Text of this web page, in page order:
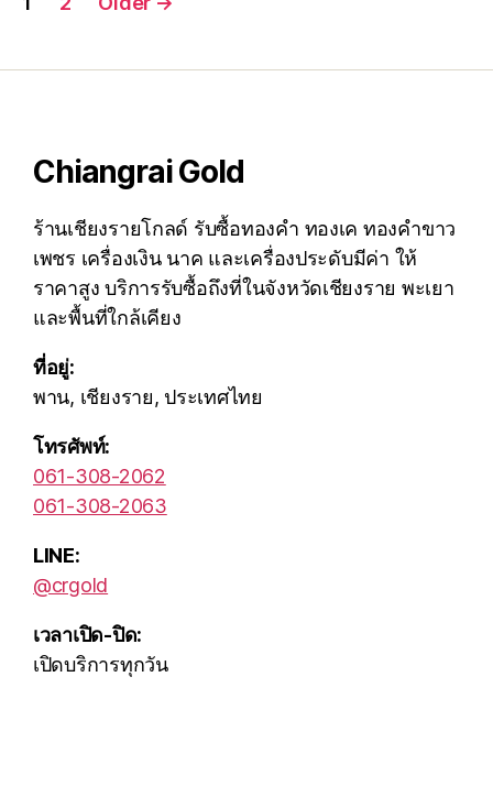
Chiangrai Gold
ร้านเชียงรายโกลด์ รับซื้อทองคำ ทองเค ทองคำขาว
เพชร เครื่องเงิน นาค และเครื่องประดับมีค่า ให้
ราคาสูง บริการรับซื้อถึงที่ในจังหวัดเชียงราย พะเยา
และพื้นที่ใกล้เคียง
ที่อยู่:
พาน, เชียงราย, ประเทศไทย
โทรศัพท์:
061-308-2062
061-308-2063
LINE:
@crgold
เวลาเปิด-ปิด:
เปิดบริการทุกวัน